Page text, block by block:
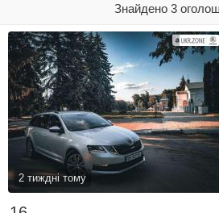
Знайдено 3
2 тиждні тому